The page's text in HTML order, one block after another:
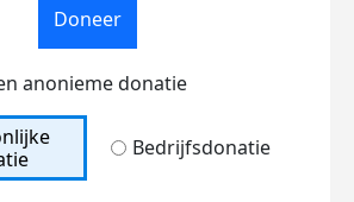
Doneer
anonieme donatie
Bedrijfsdonatie